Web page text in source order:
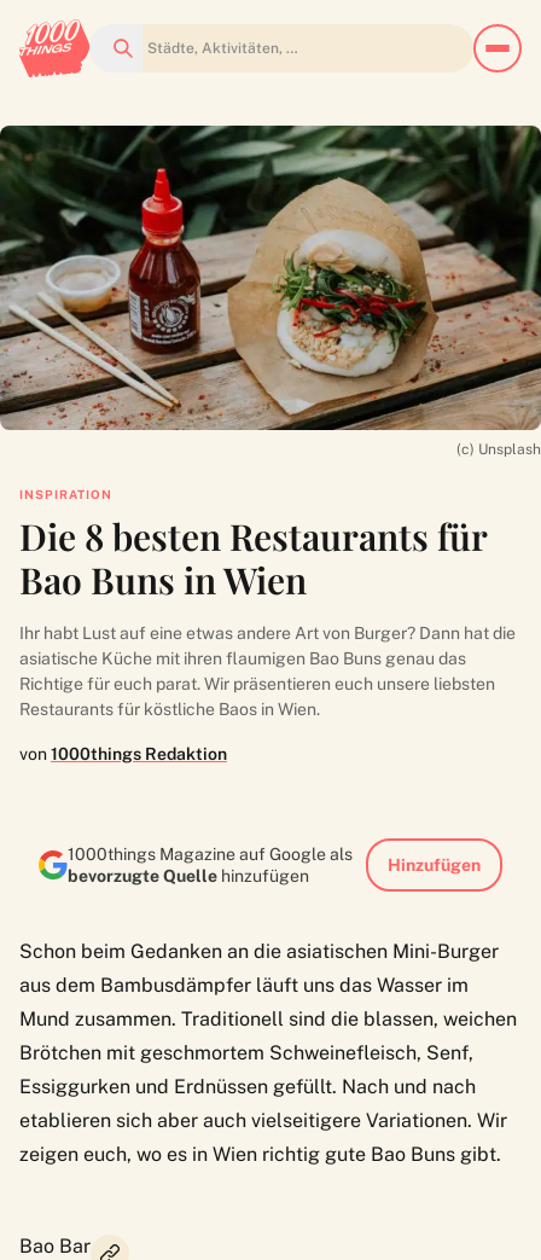
Suchen
(c) Unsplash
INSPIRATION
Die 8 besten Restaurants für
Bao Buns in Wien
Ihr habt Lust auf eine etwas andere Art von Burger? Dann hat die
asiatische Küche mit ihren flaumigen Bao Buns genau das
Richtige für euch parat. Wir präsentieren euch unsere liebsten
Restaurants für köstliche Baos in Wien.
von1000things Redaktion
1000things Magazine auf Google als
bevorzugte Quelle hinzufügen
Hinzufügen
Schon beim Gedanken an die asiatischen Mini-Burger
aus dem Bambusdämpfer läuft uns das Wasser im
Mund zusammen. Traditionell sind die blassen, weichen
Brötchen mit geschmortem Schweinefleisch, Senf,
Essiggurken und Erdnüssen gefüllt. Nach und nach
etablieren sich aber auch vielseitigere Variationen. Wir
zeigen euch, wo es in Wien richtig gute Bao Buns gibt.
Bao Bar